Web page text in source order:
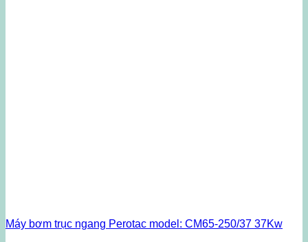
Máy bơm trục ngang Perotac model: CM65-250/37 37Kw